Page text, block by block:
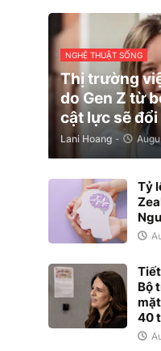
NGHỆ THUẬT SỐNG
Thị trường
do Gen Z từ
cật lực sẽ
Lani Hoang -
Tỷ
Bộ
40